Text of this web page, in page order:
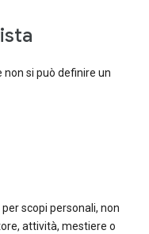
non si può definire un
scopi personali, non
attività, mestiere o